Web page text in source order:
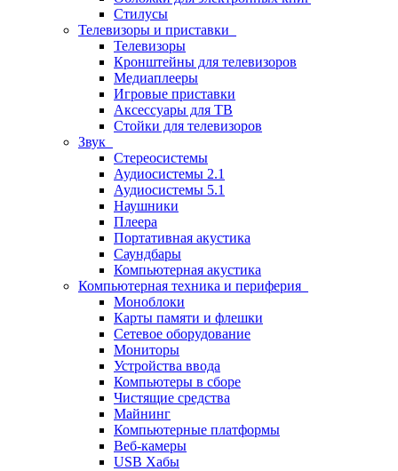
Стилусы
Телевизоры и приставки
Телевизоры
Кронштейны для телевизоров
Медиаплееры
Игровые приставки
Аксессуары для ТВ
Стойки для телевизоров
Звук
Стереосистемы
Аудиосистемы 2.1
Аудиосистемы 5.1
Наушники
Плеера
Портативная акустика
Саундбары
Компьютерная акустика
Компьютерная техника и периферия
Моноблоки
Карты памяти и флешки
Сетевое оборудование
Мониторы
Устройства ввода
Компьютеры в сборе
Чистящие средства
Майнинг
Компьютерные платформы
Веб-камеры
USB Хабы